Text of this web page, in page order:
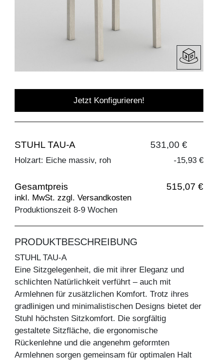
Jetzt Konfigurieren!
STUHL TAU-A 531,00 €
Holzart: Eiche massiv, roh -15,93 €
Gesamtpreis 515,07 €
inkl. MwSt. zzgl. Versandkosten
Produktionszeit 8-9 Wochen
PRODUKTBESCHREIBUNG
STUHL TAU-A
Eine Sitzgelegenheit, die mit ihrer Eleganz und
schlichten Natürlichkeit verführt – auch mit
Armlehnen für zusätzlichen Komfort. Trotz ihres
gradlinigen und minimalistischen Designs bietet der
Stuhl höchsten Sitzkomfort. Die sorgfältig
gestaltete Sitzfläche, die ergonomische
Rückenlehne und die angenehm geformten
Armlehnen sorgen gemeinsam für optimalen Halt